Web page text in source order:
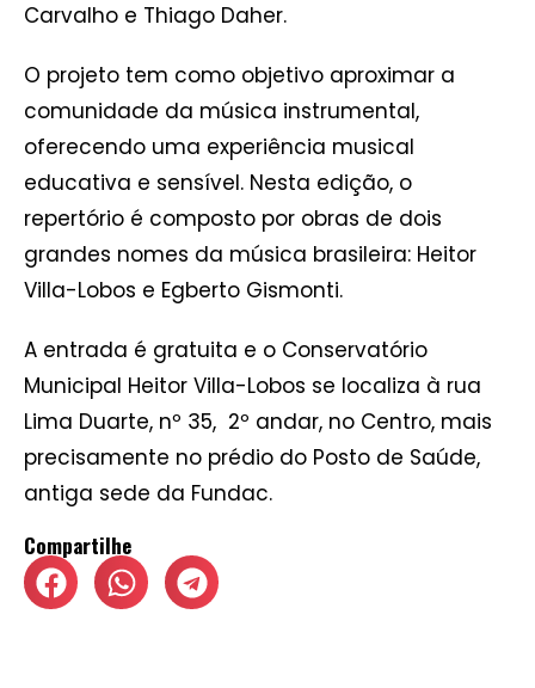
Carvalho e Thiago Daher.
O projeto tem como objetivo aproximar a
comunidade da música instrumental,
oferecendo uma experiência musical
educativa e sensível. Nesta edição, o
repertório é composto por obras de dois
grandes nomes da música brasileira: Heitor
Villa-Lobos e Egberto Gismonti.
A entrada é gratuita e o Conservatório
Municipal Heitor Villa-Lobos se localiza à rua
Lima Duarte, nº 35, 2º andar, no Centro, mais
precisamente no prédio do Posto de Saúde,
antiga sede da Fundac.
Compartilhe